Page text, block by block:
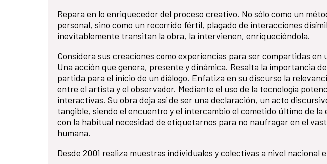
Repara en lo enriquecedor del proceso creativo. No sólo como un
personal, sino como un recorrido fértil, plagado de interacciones
inevitablemente transitan la obra, la intervienen, enriqueciéndola.
Considera sus creaciones como experiencias para ser compartidas
Una acción que genera, presente y dinámica. Resalta la importancia
partida para el inicio de un diálogo. Enfatiza en su discurso la
entre el artista y el observador. Mediante el uso de la tecnología
interactivas. Su obra deja así de ser una declaración, un acto
tangible, siendo el encuentro y el intercambio el cometido último de
con la habitual necesidad de etiquetarnos para no naufragar en el
humana.
Desde 2001 realiza muestras individuales y colectivas a nivel nacional